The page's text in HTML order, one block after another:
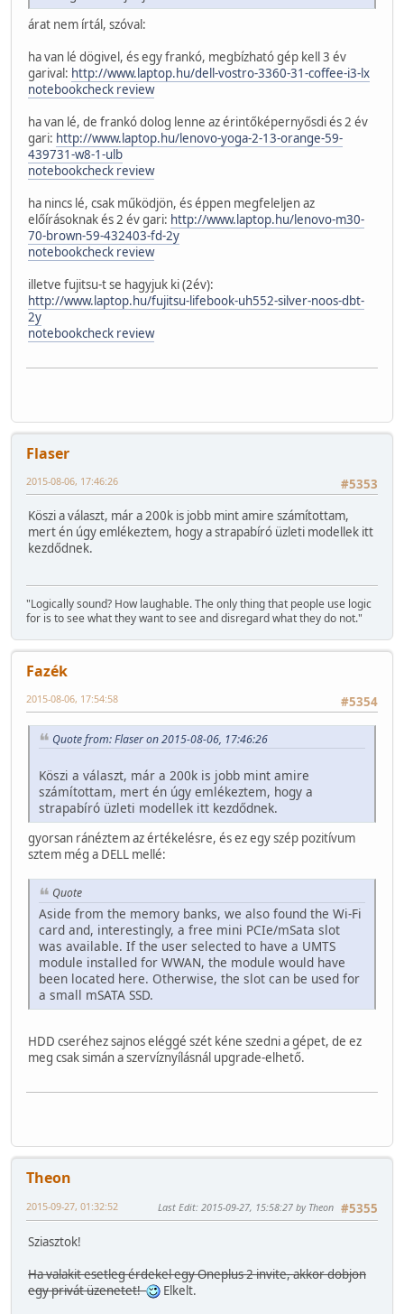
árat nem írtál, szóval:
ha van lé dögivel, és egy frankó, megbízható gép kell 3 év
garival: http://www.laptop.hu/dell-vostro-3360-31-coffee-i3-lx
notebookcheck review
ha van lé, de frankó dolog lenne az érintőképernyősdi és 2 év
gari: http://www.laptop.hu/lenovo-yoga-2-13-orange-59-
439731-w8-1-ulb
notebookcheck review
ha nincs lé, csak működjön, és éppen megfeleljen az
előírásoknak és 2 év gari: http://www.laptop.hu/lenovo-m30-
70-brown-59-432403-fd-2y
notebookcheck review
illetve fujitsu-t se hagyjuk ki (2év):
http://www.laptop.hu/fujitsu-lifebook-uh552-silver-noos-dbt-
2y
notebookcheck review
Flaser
#5353
2015-08-06, 17:46:26
Köszi a választ, már a 200k is jobb mint amire számítottam,
mert én úgy emlékeztem, hogy a strapabíró üzleti modellek itt
kezdődnek.
"Logically sound? How laughable. The only thing that people use logic
for is to see what they want to see and disregard what they do not."
Fazék
#5354
2015-08-06, 17:54:58
Quote from: Flaser on 2015-08-06, 17:46:26
Köszi a választ, már a 200k is jobb mint amire
számítottam, mert én úgy emlékeztem, hogy a
strapabíró üzleti modellek itt kezdődnek.
gyorsan ránéztem az értékelésre, és ez egy szép pozitívum
sztem még a DELL mellé:
Quote
Aside from the memory banks, we also found the Wi-Fi
card and, interestingly, a free mini PCIe/mSata slot
was available. If the user selected to have a UMTS
module installed for WWAN, the module would have
been located here. Otherwise, the slot can be used for
a small mSATA SSD.
HDD cseréhez sajnos eléggé szét kéne szedni a gépet, de ez
meg csak simán a szervíznyílásnál upgrade-elhető.
Theon
#5355
2015-09-27, 01:32:52 Last Edit: 2015-09-27, 15:58:27 by Theon
Sziasztok!
Ha valakit esetleg érdekel egy Oneplus 2 invite, akkor dobjon
egy privát üzenetet!
Elkelt.